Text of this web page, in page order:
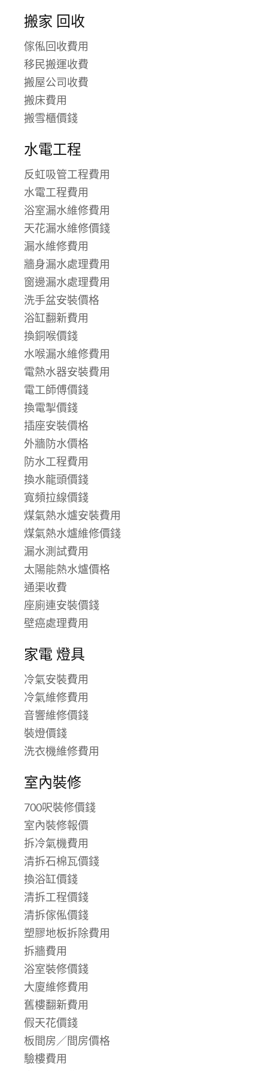
搬家 回收
傢俬回收費用
移民搬運收費
搬屋公司收費
搬床費用
搬雪櫃價錢
水電工程
反虹吸管工程費用
水電工程費用
浴室漏水維修費用
天花漏水維修價錢
漏水維修費用
牆身漏水處理費用
窗邊漏水處理費用
洗手盆安裝價格
浴缸翻新費用
換銅喉價錢
水喉漏水維修費用
電熱水器安裝費用
電工師傅價錢
換電掣價錢
插座安裝價格
外牆防水價格
防水工程費用
換水龍頭價錢
寬頻拉線價錢
煤氣熱水爐安裝費用
煤氣熱水爐維修價錢
漏水測試費用
太陽能熱水爐價格
通渠收費
座廁連安裝價錢
壁癌處理費用
家電 燈具
冷氣安裝費用
冷氣維修費用
音響維修價錢
裝燈價錢
洗衣機維修費用
室內裝修
700呎裝修價錢
室內裝修報價
拆冷氣機費用
清拆石棉瓦價錢
換浴缸價錢
清拆工程價錢
清拆傢俬價錢
塑膠地板拆除費用
拆牆費用
浴室裝修價錢
大廈維修費用
舊樓翻新費用
假天花價錢
板間房／間房價格
驗樓費用